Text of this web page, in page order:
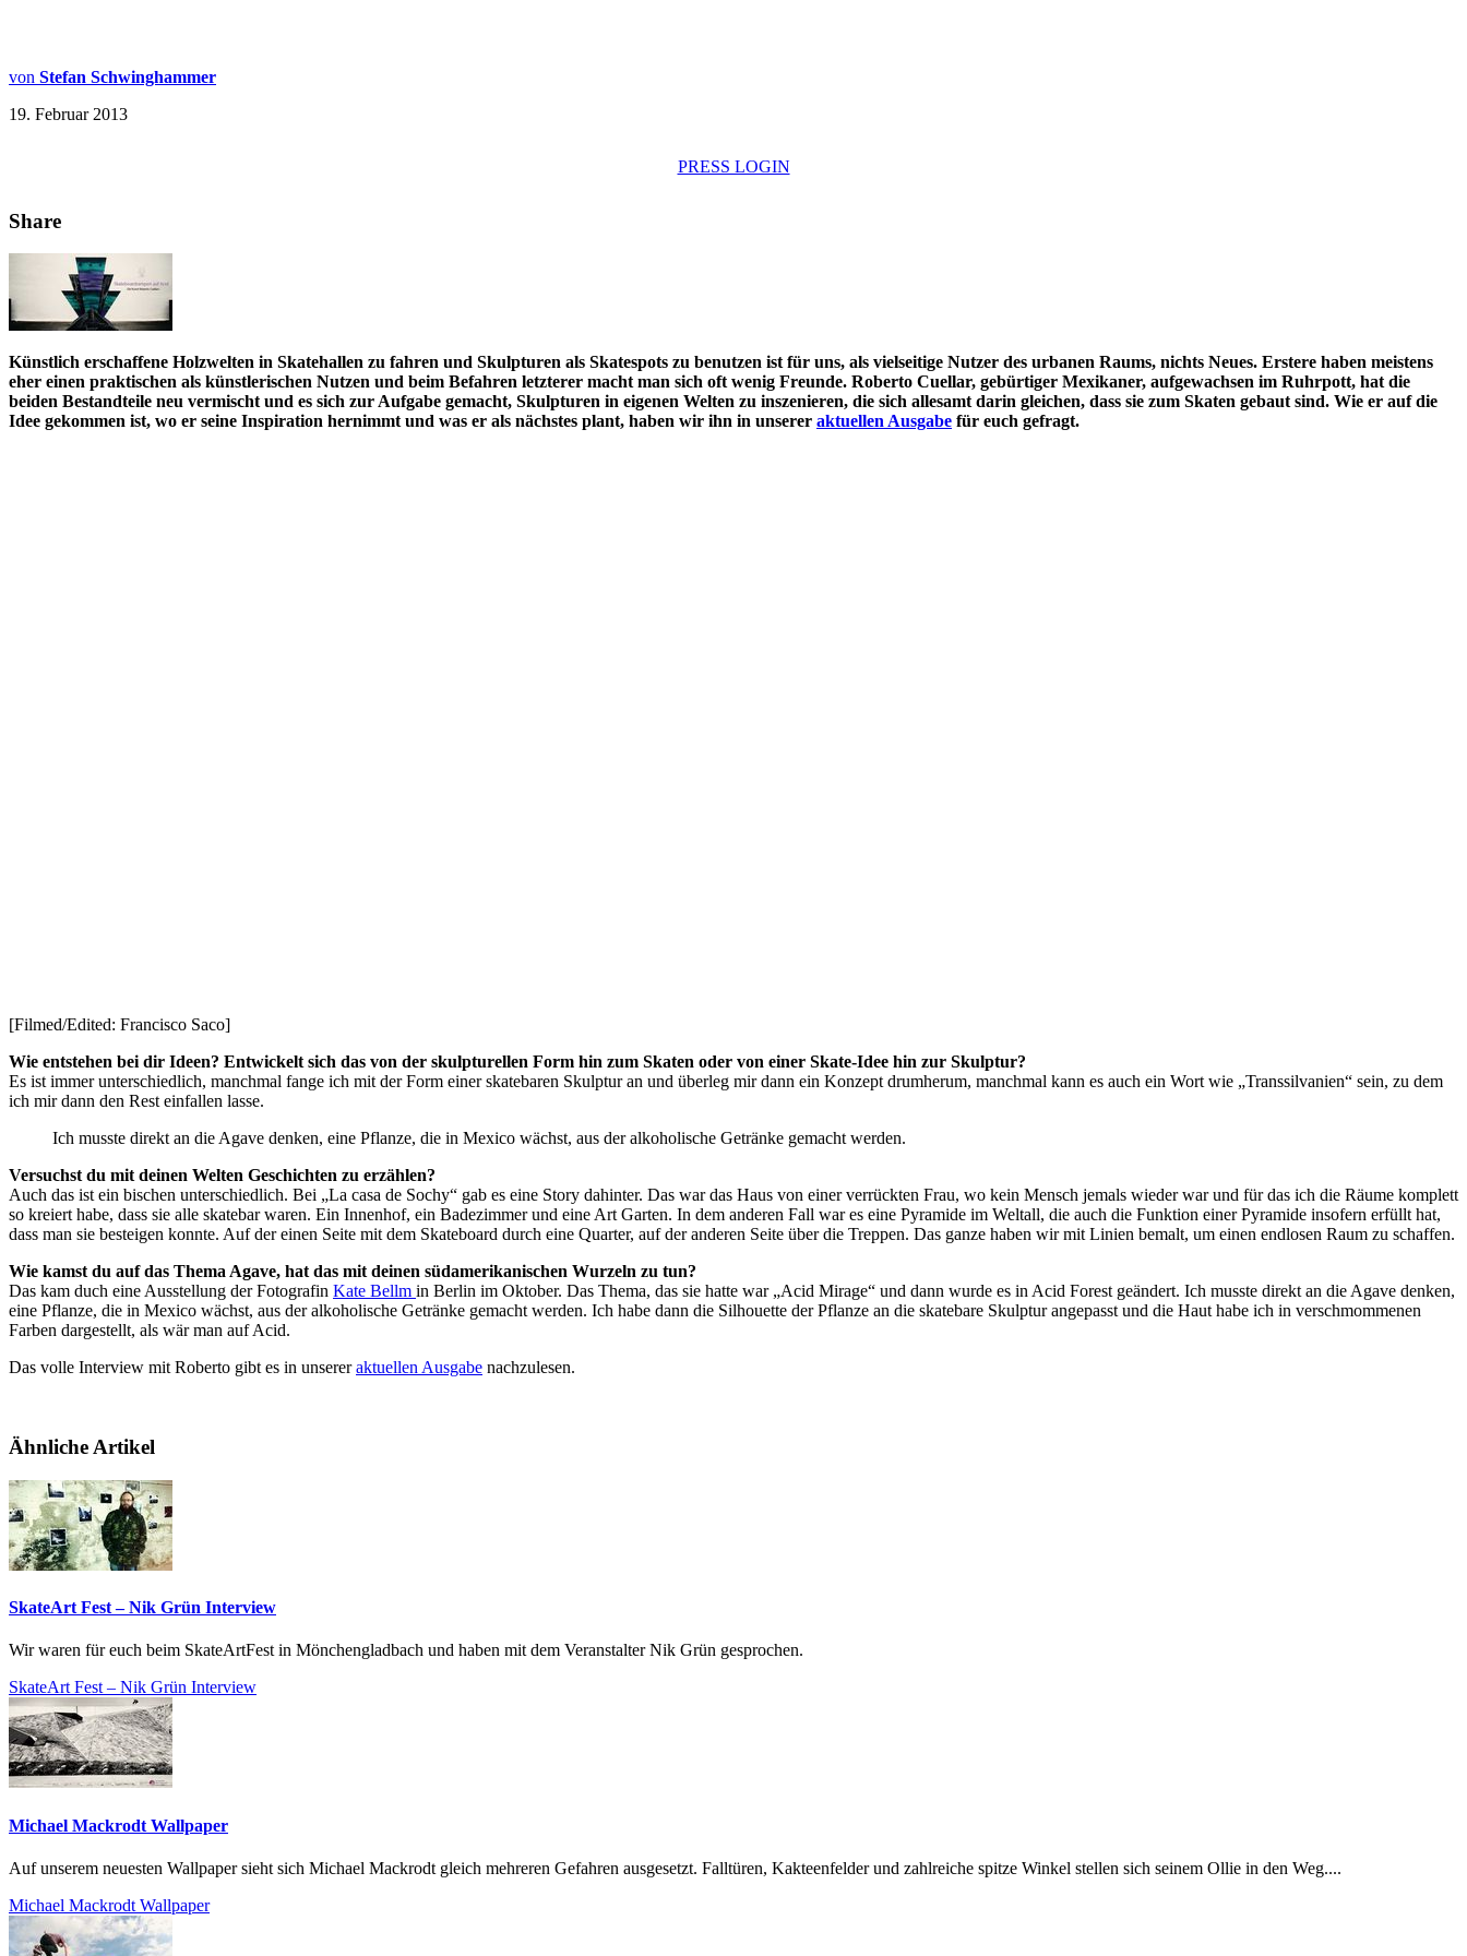
von Stefan Schwinghammer
19. Februar 2013
PRESS LOGIN
Share
Künstlich erschaffene Holzwelten in Skatehallen zu fahren und Skulpturen als Skatespots zu benutzen ist für uns, als vielseitige Nutzer des urbanen Raums, nichts Neues. Erstere haben meistens
eher einen praktischen als künstlerischen Nutzen und beim Befahren letzterer macht man sich oft wenig Freunde. Roberto Cuellar, gebürtiger Mexikaner, aufgewachsen im Ruhrpott, hat die
beiden Bestandteile neu vermischt und es sich zur Aufgabe gemacht, Skulpturen in eigenen Welten zu inszenieren, die sich allesamt darin gleichen, dass sie zum Skaten gebaut sind. Wie er auf die
Idee gekommen ist, wo er seine Inspiration hernimmt und was er als nächstes plant, haben wir ihn in unserer aktuellen Ausgabe für euch gefragt.
[Filmed/Edited: Francisco Saco]
Wie entstehen bei dir Ideen? Entwickelt sich das von der skulpturellen Form hin zum Skaten oder von einer Skate-Idee hin zur Skulptur?
Es ist immer unterschiedlich, manchmal fange ich mit der Form einer skatebaren Skulptur an und überleg mir dann ein Konzept drumherum, manchmal kann es auch ein Wort wie „Transsilvanien“ sein, zu dem
ich mir dann den Rest einfallen lasse.
Ich musste direkt an die Agave denken, eine Pflanze, die in Mexico wächst, aus der alkoholische Getränke gemacht werden.
Versuchst du mit deinen Welten Geschichten zu erzählen?
Auch das ist ein bischen unterschiedlich. Bei „La casa de Sochy“ gab es eine Story dahinter. Das war das Haus von einer verrückten Frau, wo kein Mensch jemals wieder war und für das ich die Räume komplett
so kreiert habe, dass sie alle skatebar waren. Ein Innenhof, ein Badezimmer und eine Art Garten. In dem anderen Fall war es eine Pyramide im Weltall, die auch die Funktion einer Pyramide insofern erfüllt hat,
dass man sie besteigen konnte. Auf der einen Seite mit dem Skateboard durch eine Quarter, auf der anderen Seite über die Treppen. Das ganze haben wir mit Linien bemalt, um einen endlosen Raum zu schaffen.
Wie kamst du auf das Thema Agave, hat das mit deinen südamerikanischen Wurzeln zu tun?
Das kam duch eine Ausstellung der Fotografin Kate Bellm in Berlin im Oktober. Das Thema, das sie hatte war „Acid Mirage“ und dann wurde es in Acid Forest geändert. Ich musste direkt an die Agave denken,
eine Pflanze, die in Mexico wächst, aus der alkoholische Getränke gemacht werden. Ich habe dann die Silhouette der Pflanze an die skatebare Skulptur angepasst und die Haut habe ich in verschmommenen
Farben dargestellt, als wär man auf Acid.
Das volle Interview mit Roberto gibt es in unsereraktuellen Ausgabe nachzulesen.
Ähnliche Artikel
SkateArt Fest – Nik Grün Interview
Wir waren für euch beim SkateArtFest in Mönchengladbach und haben mit dem Veranstalter Nik Grün gesprochen.
SkateArt Fest – Nik Grün Interview
Michael Mackrodt Wallpaper
Auf unserem neuesten Wallpaper sieht sich Michael Mackrodt gleich mehreren Gefahren ausgesetzt. Falltüren, Kakteenfelder und zahlreiche spitze Winkel stellen sich seinem Ollie in den Weg....
Michael Mackrodt Wallpaper